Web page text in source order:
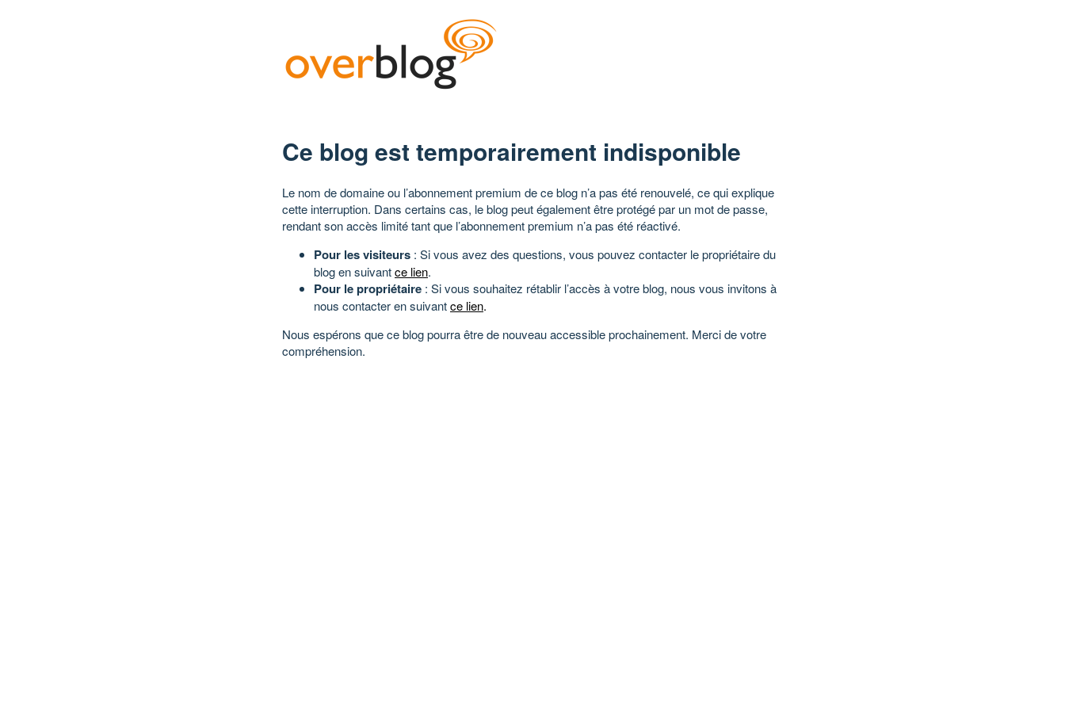
Ce blog est temporairement indisponible
Le nom de domaine ou l’abonnement premium de ce blog n’a pas été renouvelé, ce qui explique
cette interruption. Dans certains cas, le blog peut également être protégé par un mot de passe,
rendant son accès limité tant que l’abonnement premium n’a pas été réactivé.
Pour les visiteurs : Si vous avez des questions, vous pouvez contacter le propriétaire du
blog en suivantce lien.
Pour le propriétaire : Si vous souhaitez rétablir l’accès à votre blog, nous vous invitons à
nous contacter en suivantce lien.
Nous espérons que ce blog pourra être de nouveau accessible prochainement. Merci de votre
compréhension.